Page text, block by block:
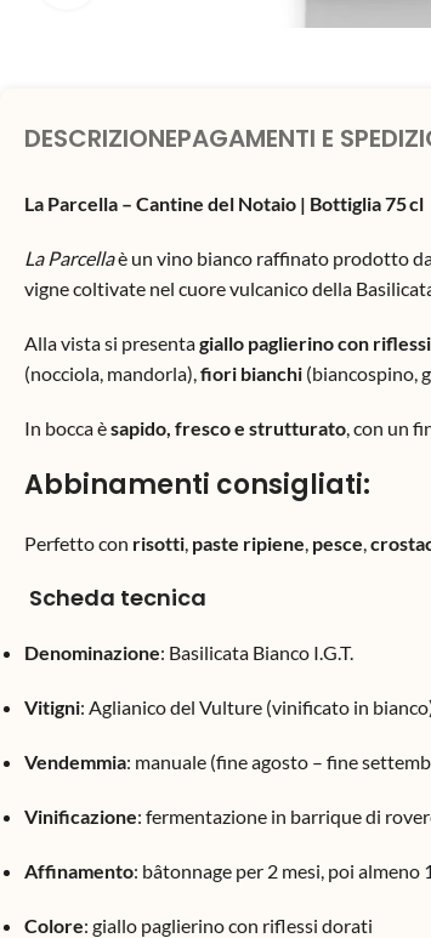
DESCRIZIONEPAGAMENTI E
La Parcella – Cantine del Notaio | Bottiglia 75 cl
La Parcellaè un vino bianco raffinato prodotto
vigne coltivate nel cuore vulcanico della
Alla vista si presentagiallo paglierino con
(nocciola, mandorla), fiori bianchi (biancospino,
In bocca èsapido, fresco e strutturato , con un
Abbinamenti consigliati:
Perfetto con risotti paste ripiene pesce
Scheda tecnica
Denominazione: Basilicata Bianco I.G.T.
Vitigni: Aglianico del Vulture (vinificato in
Vendemmia: manuale (fine agosto – fine
Vinificazione: fermentazione in barrique di
Affinamento: bâtonnage per 2 mesi, poi
Colore: giallo paglierino con riflessi dorati